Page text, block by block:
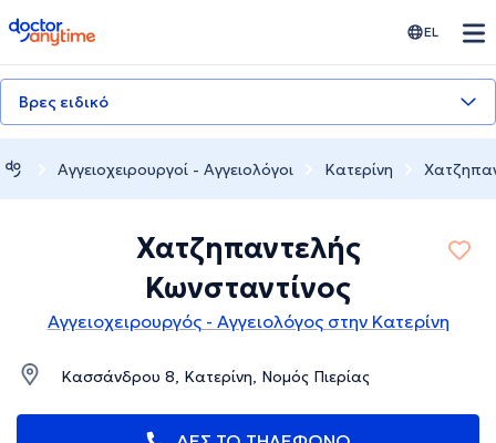
doctoranytime EL
Βρες ειδικό
Αγγειοχειρουργοί - Αγγειολόγοι Κατερίνη
Χατζηπαντελής
Κωνσταντίνος
Αγγειοχειρουργός - Αγγειολόγος στην Κατερίνη
Κασσάνδρου 8, Κατερίνη, Νομός Πιερίας